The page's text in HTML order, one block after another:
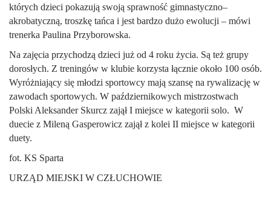
których dzieci pokazują swoją sprawność gimnastyczno–
akrobatyczną, troszkę tańca i jest bardzo dużo ewolucji – mówi
trenerka Paulina Przyborowska.
Na zajęcia przychodzą dzieci już od 4 roku życia. Są też grupy
dorosłych. Z treningów w klubie korzysta łącznie około 100 osób.
Wyróżniający się młodzi sportowcy mają szansę na rywalizację w
zawodach sportowych. W październikowych mistrzostwach
Polski Aleksander Skurcz zajął I miejsce w kategorii solo. W
duecie z Mileną Gasperowicz zajął z kolei II miejsce w kategorii
duety.
fot. KS Sparta
URZĄD MIEJSKI W CZŁUCHOWIE